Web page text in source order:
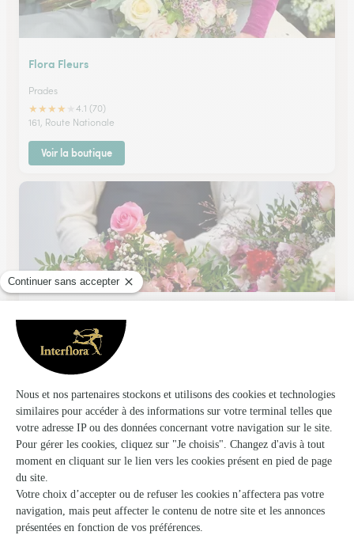
Flora Fleurs
Prades
★★★★
4.1 (70)
161, Route Nationale
Voir la boutique
Etamine
Saint Esteve
17, avenue Gilbert Brutus
Voir la boutique